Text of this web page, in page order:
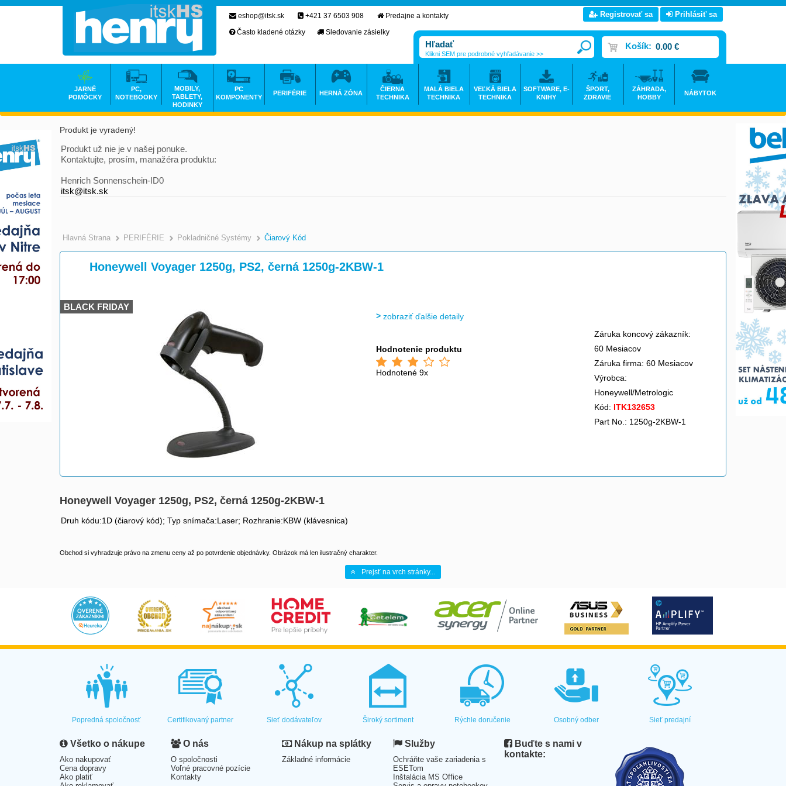
Produkt je vyradený!
Produkt už nie je v našej ponuke.
Kontaktujte, prosím, manažéra produktu:
Henrich Sonnenschein-ID0
itsk@itsk.sk
Hlavná Strana >
PERIFÉRIE >
Pokladničné Systémy >
Čiarový Kód
Honeywell Voyager 1250g, PS2, černá 1250g-2KBW-1
BLACK FRIDAY
zobraziť ďalšie detaily
Hodnotenie produktu
Hodnotené 9x
Záruka koncový zákazník:
60 Mesiacov
Záruka firma: 60 Mesiacov
Výrobca:
Honeywell/Metrologic
Kód: ITK132653
Part No.: 1250g-2KBW-1
Honeywell Voyager 1250g, PS2, černá 1250g-2KBW-1
Druh kódu:1D (čiarový kód); Typ snímača:Laser; Rozhranie:KBW (klávesnica)
Obchod si vyhradzuje právo na zmenu ceny až po potvrdenie objednávky. Obrázok má len ilustračný charakter.
Prejsť na vrch stránky...
eshop@itsk.sk +421 37 6503 908
Predajne a kontakty
Často kladené otázky
Sledovanie zásielky
Registrovať sa Prihlásiť sa
Košík: 0.00 €
Klikni SEM pre podrobné vyhľadávanie >>
JARNÉ
POMÔCKY
PC,
NOTEBOOKY
MOBILY,
TABLETY,
HODINKY
PC
KOMPONENTY
PERIFÉRIE HERNÁ ZÓNA
ČIERNA
TECHNIKA
MALÁ BIELA
TECHNIKA
VEĽKÁ BIELA
TECHNIKA
SOFTWARE, E-
KNIHY
ŠPORT,
ZDRAVIE
ZÁHRADA,
HOBBY
NÁBYTOK
Popredná spoločnosť Certifikovaný partner Sieť dodávateľov Široký sortiment Rýchle doručenie Osobný odber Sieť predajní
Všetko o nákupe
Ako nakupovať
Cena dopravy
Ako platiť
O nás
O spoločnosti
Voľné pracovné pozície
Kontakty
Nákup na splátky
Základné informácie
Služby
Ochráňte vaše zariadenia s
ESETom
Inštalácia MS Office
Buďte s nami v
kontakte: